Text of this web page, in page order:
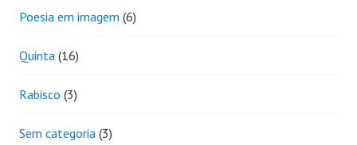
Poesia em imagem (6)
Quinta (16)
Rabisco (3)
Sem categoria (3)